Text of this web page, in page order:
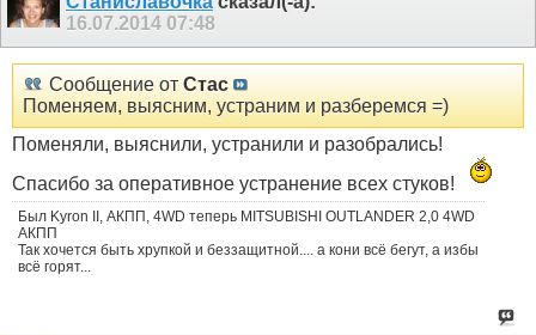
16.07.2014 07:48
Сообщение от Стас
Поменяем, выясним, устраним и разберемся =)
Поменяли, выяснили, устранили и разобрались!
Спасибо за оперативное устранение всех стуков!
Был Kyron II, АКПП, 4WD теперь MITSUBISHI OUTLANDER 2,0 4WD
АКПП
Так хочется быть хрупкой и беззащитной.... а кони всё бегут, а избы
всё горят...